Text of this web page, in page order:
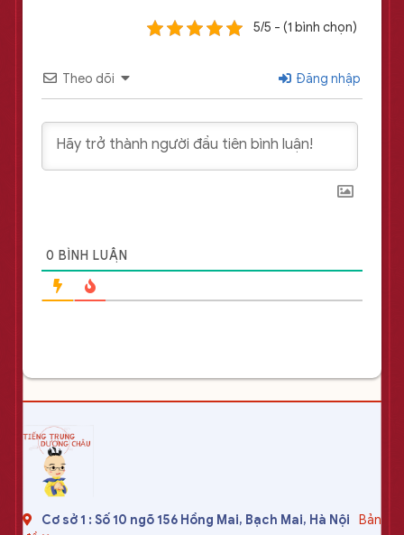
5/5 - (1 bình chọn)
Theo dõi Đăng nhập
0 BÌNH LUẬN
Cơ sở 1 : Số 10 ngõ 156 Hồng Mai, Bạch Mai, Hà Nội
Bản